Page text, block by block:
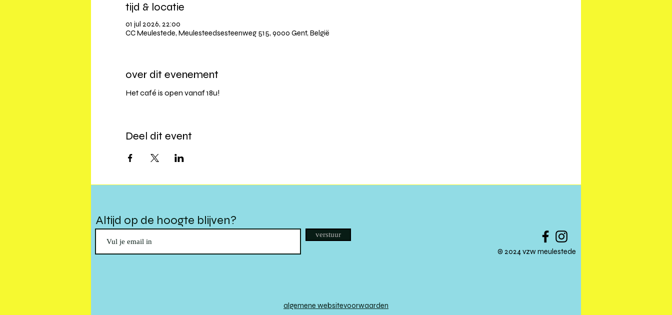
tijd & locatie
01 jul 2026, 22:00
CC Meulestede, Meulesteedsesteenweg 515, 9000 Gent, België
over dit evenement
Het café is open vanaf 18u!
Deel dit event
Altijd op de hoogte blijven?
verstuur
algemene websitevoorwaarden
© 2024 vzw meulestede